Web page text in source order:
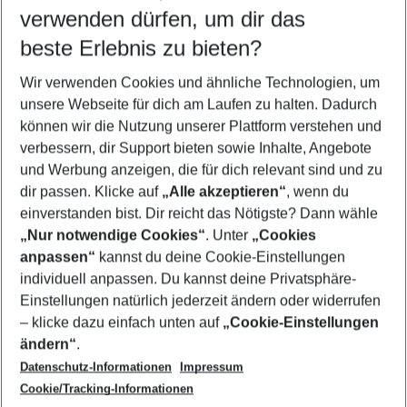
Wähle deinen Reisezeitraum
5-8 Nächte
2 Erwachsene Keine Kinder
Mehr Filter anzeigen
Footer
Footer navigation
Über uns
AGB
Bestpreisgarantie
Cookie-Einstellungen ändern
Cookie-Richtlinie
Agenturbetreuung
Barrierefreies Reisen
Folge uns
verwenden dürfen, um dir das
beste Erlebnis zu bieten?
Wir verwenden Cookies und ähnliche Technologien, um
unsere Webseite für dich am Laufen zu halten. Dadurch
können wir die Nutzung unserer Plattform verstehen und
verbessern, dir Support bieten sowie Inhalte, Angebote
und Werbung anzeigen, die für dich relevant sind und zu
dir passen. Klicke auf „Alle akzeptieren“, wenn du
einverstanden bist. Dir reicht das Nötigste? Dann wähle
„Nur notwendige Cookies“. Unter „Cookies
anpassen“ kannst du deine Cookie-Einstellungen
individuell anpassen. Du kannst deine Privatsphäre-
Einstellungen natürlich jederzeit ändern oder widerrufen
– klicke dazu einfach unten auf „Cookie-Einstellungen
ändern“.
Datenschutz-Informationen
Impressum
Cookie/Tracking-Informationen